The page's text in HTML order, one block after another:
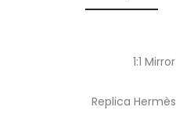
1:1
Replica